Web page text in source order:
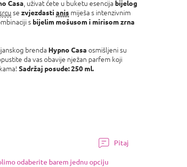
Casa , uživat ćete u buketu esencija bijelog
se zvjezdasti anis miješa s intenzivnim
s bijelim mošusom i mirisom zrna
brenda Hypno Casa osmišljeni su
da vas obavije nježan parfem koji
Sadržaj posude: 250 ml.
Pitaj
odaberite barem jednu opciju